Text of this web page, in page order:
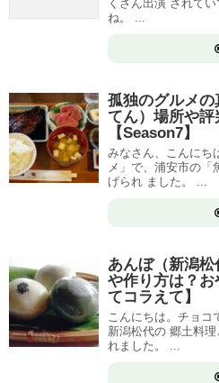
くさん出演 されて
ね。 ...
孤独のグルメの
てん）場所や評
【Season7】
みなさん、こんにち
メ」で、浦安市の「
げられ ました。 ...
あんぼ（新潟
や作り方は？お
てコラえて】
こんにちは。チョコ
新潟松代の 郷土料
れました。 ...